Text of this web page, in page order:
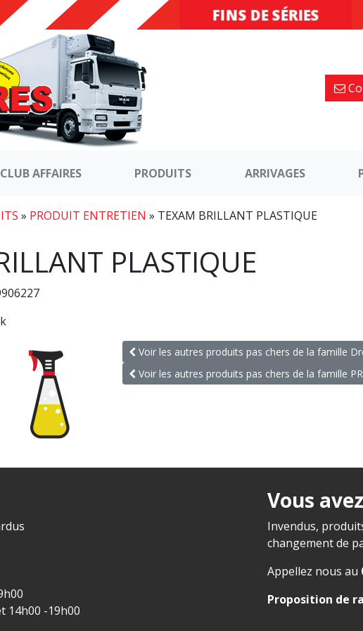
DESTOCKAGE
FINS DE SÉRIES
CLUB AFFAIRES PRODUITS ARRIVAGES
» PRODUIT ENTRETIEN » TEXAM BRILLANT PLASTIQUE
PLASTIQUE
Voir les autres produits pas chers de la famille
Voir les autres produits pas chers de la famille
14h00 -19h00
Vous
Invendus,
changement de
Appellez nous au
Proposition de